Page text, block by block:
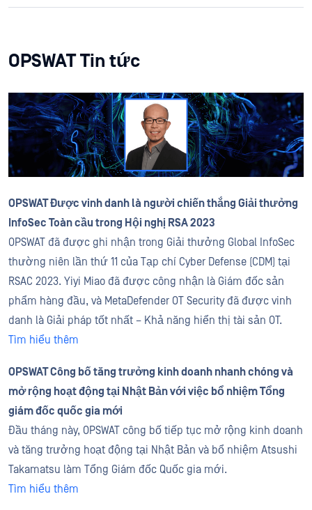
OPSWAT Tin tức
OPSWAT Được vinh danh là người chiến thắng Giải thưởng
InfoSec Toàn cầu trong Hội nghị RSA 2023
OPSWAT đã được ghi nhận trong Giải thưởng Global InfoSec
thường niên lần thứ 11 của Tạp chí Cyber Defense (CDM) tại
RSAC 2023. Yiyi Miao đã được công nhận là Giám đốc sản
phẩm hàng đầu, và MetaDefender OT Security đã được vinh
danh là Giải pháp tốt nhất – Khả năng hiển thị tài sản OT.
Tìm hiểu thêm
OPSWAT Công bố tăng trưởng kinh doanh nhanh chóng và
mở rộng hoạt động tại Nhật Bản với việc bổ nhiệm Tổng
giám đốc quốc gia mới
Đầu tháng này, OPSWAT công bố tiếp tục mở rộng kinh doanh
và tăng trưởng hoạt động tại Nhật Bản và bổ nhiệm Atsushi
Takamatsu làm Tổng Giám đốc Quốc gia mới.
Tìm hiểu thêm